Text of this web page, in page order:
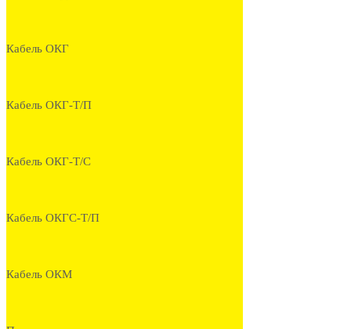
Кабель ОКГ
Кабель ОКГ-Т/П
Кабель ОКГ-Т/С
Кабель ОКГС-Т/П
Кабель ОКМ